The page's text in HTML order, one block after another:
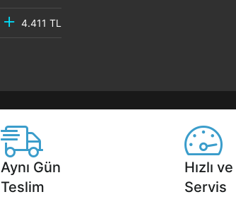
4.411 TL
Aynı Gün
Teslim
Hızlı
Servis